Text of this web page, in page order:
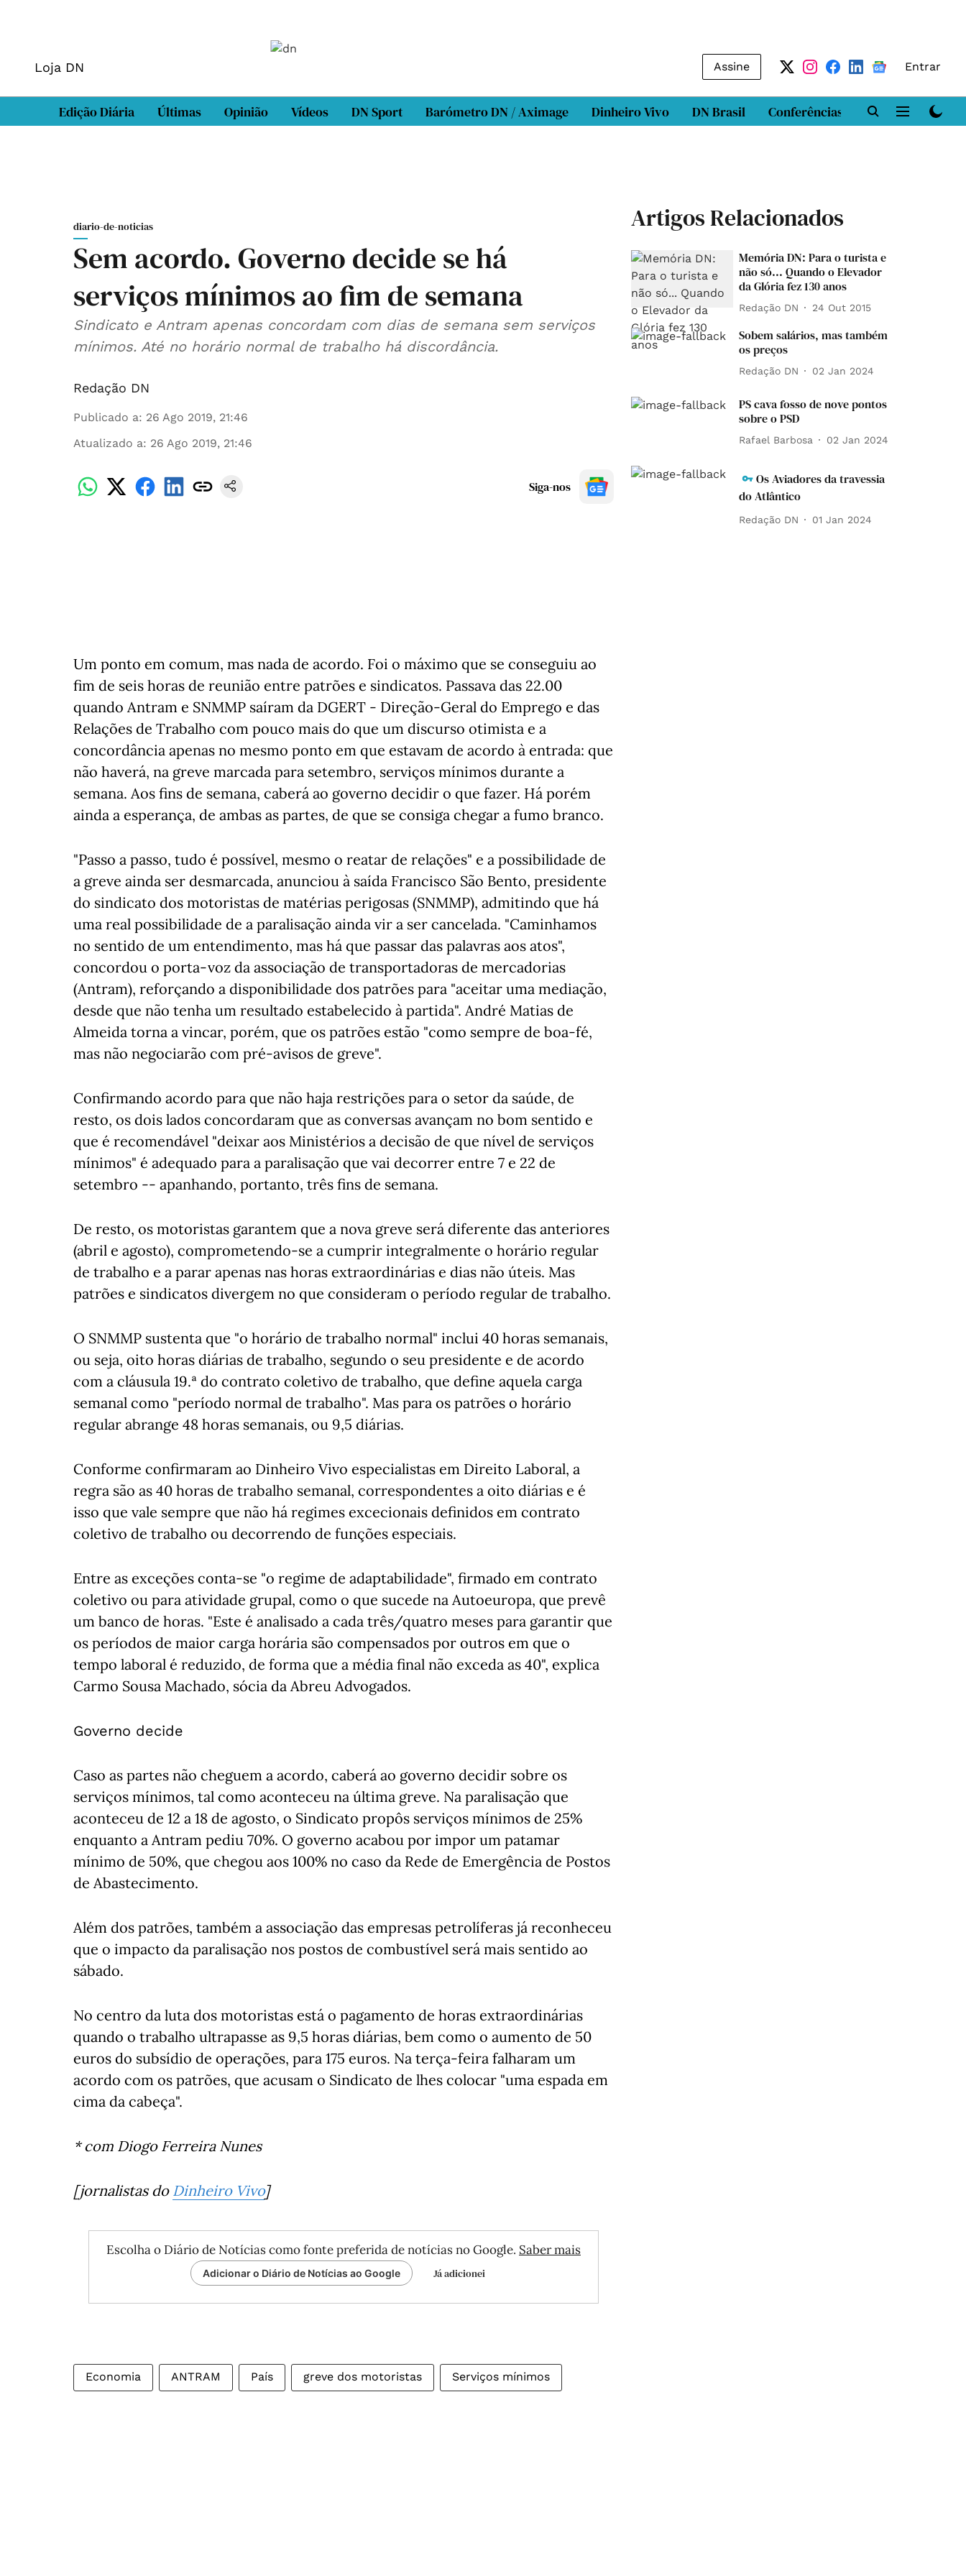
Loja DN Assine Entrar
Edição Diária Últimas Opinião Vídeos DN Sport Barómetro DN / Aximage Dinheiro Vivo DN Brasil Conferências DN LAB
diario-de-noticias
Sem acordo. Governo decide se há
serviços mínimos ao fim de semana
Sindicato e Antram apenas concordam com dias de semana sem serviços
mínimos. Até no horário normal de trabalho há discordância.
Redação DN
Publicado a: 26 Ago 2019, 21:46
Atualizado a: 26 Ago 2019, 21:46
Siga-nos
Um ponto em comum, mas nada de acordo. Foi o máximo que se conseguiu ao
fim de seis horas de reunião entre patrões e sindicatos. Passava das 22.00
quando Antram e SNMMP saíram da DGERT - Direção-Geral do Emprego e das
Relações de Trabalho com pouco mais do que um discurso otimista e a
concordância apenas no mesmo ponto em que estavam de acordo à entrada: que
não haverá, na greve marcada para setembro, serviços mínimos durante a
semana. Aos fins de semana, caberá ao governo decidir o que fazer. Há porém
ainda a esperança, de ambas as partes, de que se consiga chegar a fumo branco.
"Passo a passo, tudo é possível, mesmo o reatar de relações" e a possibilidade de
a greve ainda ser desmarcada, anunciou à saída Francisco São Bento, presidente
do sindicato dos motoristas de matérias perigosas (SNMMP), admitindo que há
uma real possibilidade de a paralisação ainda vir a ser cancelada. "Caminhamos
no sentido de um entendimento, mas há que passar das palavras aos atos",
concordou o porta-voz da associação de transportadoras de mercadorias
(Antram), reforçando a disponibilidade dos patrões para "aceitar uma mediação,
desde que não tenha um resultado estabelecido à partida". André Matias de
Almeida torna a vincar, porém, que os patrões estão "como sempre de boa-fé,
mas não negociarão com pré-avisos de greve".
Confirmando acordo para que não haja restrições para o setor da saúde, de
resto, os dois lados concordaram que as conversas avançam no bom sentido e
que é recomendável "deixar aos Ministérios a decisão de que nível de serviços
mínimos" é adequado para a paralisação que vai decorrer entre 7 e 22 de
setembro -- apanhando, portanto, três fins de semana.
De resto, os motoristas garantem que a nova greve será diferente das anteriores
(abril e agosto), comprometendo-se a cumprir integralmente o horário regular
de trabalho e a parar apenas nas horas extraordinárias e dias não úteis. Mas
patrões e sindicatos divergem no que consideram o período regular de trabalho.
O SNMMP sustenta que "o horário de trabalho normal" inclui 40 horas semanais,
ou seja, oito horas diárias de trabalho, segundo o seu presidente e de acordo
com a cláusula 19.ª do contrato coletivo de trabalho, que define aquela carga
semanal como "período normal de trabalho". Mas para os patrões o horário
regular abrange 48 horas semanais, ou 9,5 diárias.
Conforme confirmaram ao Dinheiro Vivo especialistas em Direito Laboral, a
regra são as 40 horas de trabalho semanal, correspondentes a oito diárias e é
isso que vale sempre que não há regimes excecionais definidos em contrato
coletivo de trabalho ou decorrendo de funções especiais.
Entre as exceções conta-se "o regime de adaptabilidade", firmado em contrato
coletivo ou para atividade grupal, como o que sucede na Autoeuropa, que prevê
um banco de horas. "Este é analisado a cada três/quatro meses para garantir que
os períodos de maior carga horária são compensados por outros em que o
tempo laboral é reduzido, de forma que a média final não exceda as 40", explica
Carmo Sousa Machado, sócia da Abreu Advogados.
Governo decide
Caso as partes não cheguem a acordo, caberá ao governo decidir sobre os
serviços mínimos, tal como aconteceu na última greve. Na paralisação que
aconteceu de 12 a 18 de agosto, o Sindicato propôs serviços mínimos de 25%
enquanto a Antram pediu 70%. O governo acabou por impor um patamar
mínimo de 50%, que chegou aos 100% no caso da Rede de Emergência de Postos
de Abastecimento.
Além dos patrões, também a associação das empresas petrolíferas já reconheceu
que o impacto da paralisação nos postos de combustível será mais sentido ao
sábado.
No centro da luta dos motoristas está o pagamento de horas extraordinárias
quando o trabalho ultrapasse as 9,5 horas diárias, bem como o aumento de 50
euros do subsídio de operações, para 175 euros. Na terça-feira falharam um
acordo com os patrões, que acusam o Sindicato de lhes colocar "uma espada em
cima da cabeça".
* com Diogo Ferreira Nunes
[jornalistas do Dinheiro Vivo]
Escolha o Diário de Notícias como fonte preferida de notícias no Google. Saber mais
Adicionar o Diário de Notícias ao Google Já adicionei
Economia ANTRAM País greve dos motoristas Serviços mínimos
Artigos Relacionados
Memória DN: Para o turista e
não só... Quando o Elevador
da Glória fez 130 anos
Redação DN 24 Out 2015
Sobem salários, mas também
os preços
Redação DN 02 Jan 2024
PS cava fosso de nove pontos
sobre o PSD
Rafael Barbosa 02 Jan 2024
Os Aviadores da travessia
do Atlântico
Redação DN 01 Jan 2024